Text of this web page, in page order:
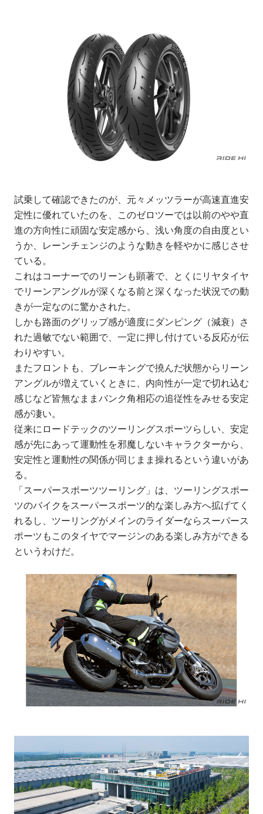
試乗して確認できたのが、元々メッツラーが高速直進安
定性に優れていたのを、このゼロツーでは以前のやや直
進の方向性に頑固な安定感から、浅い角度の自由度とい
うか、レーンチェンジのような動きを軽やかに感じさせ
ている。
これはコーナーでのリーンも顕著で、とくにリヤタイヤ
でリーンアングルが深くなる前と深くなった状況での動
きが一定なのに驚かされた。
しかも路面のグリップ感が適度にダンピング（減衰）さ
れた過敏でない範囲で、一定に押し付けている反応が伝
わりやすい。
またフロントも、ブレーキングで撓んだ状態からリーン
アングルが増えていくときに、内向性が一定で切れ込む
感じなど皆無なままバンク角相応の追従性をみせる安定
感が凄い。
従来にロードテックのツーリングスポーツらしい、安定
感が先にあって運動性を邪魔しないキャラクターから、
安定性と運動性の関係が同じまま操れるという違いがあ
る。
「スーパースポーツツーリング」は、ツーリングスポー
ツのバイクをスーパースポーツ的な楽しみ方へ拡げてく
れるし、ツーリングがメインのライダーならスーパース
ポーツもこのタイヤでマージンのある楽しみ方ができる
というわけだ。